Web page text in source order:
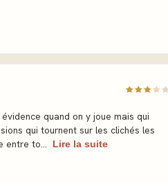
quand on y joue mais qui
qui tournent sur les clichés les
entre to...
Lire la suite